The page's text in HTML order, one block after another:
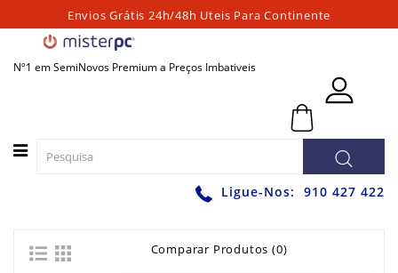
Envios Grátis 24h/48h Uteis Para Continente
Nº1 em SemiNovos Premium a Preços Imbativeis
Categorias
FIXOS
Ligue-Nos: 910 427 422
Comparar Produtos (0)